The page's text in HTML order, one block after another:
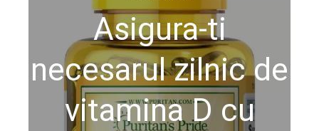
Asigura-ti
necesarul zilnic de
vitamina D cu